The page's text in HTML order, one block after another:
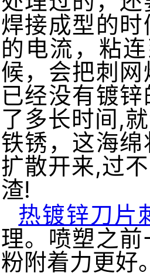
焊接成型的
的电流，粘
候，会把刺
已经没有镀
了多长时间,
铁锈，这海
扩散开来,过
渣!
热镀锌刀片
理。 喷塑之
粉附着力更好。